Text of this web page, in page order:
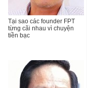
Tại sao các founder FPT
từng cãi nhau vì chuyện
tiền bạc